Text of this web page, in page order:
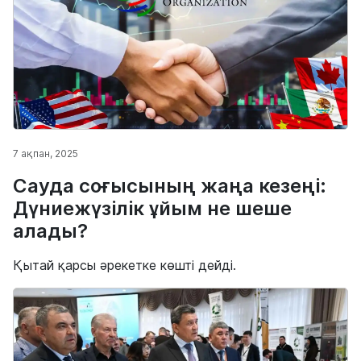
7 ақпан, 2025
Сауда соғысының жаңа кезеңі:
Дүниежүзілік ұйым не шеше
алады?
Қытай қарсы әрекетке көшті дейді.